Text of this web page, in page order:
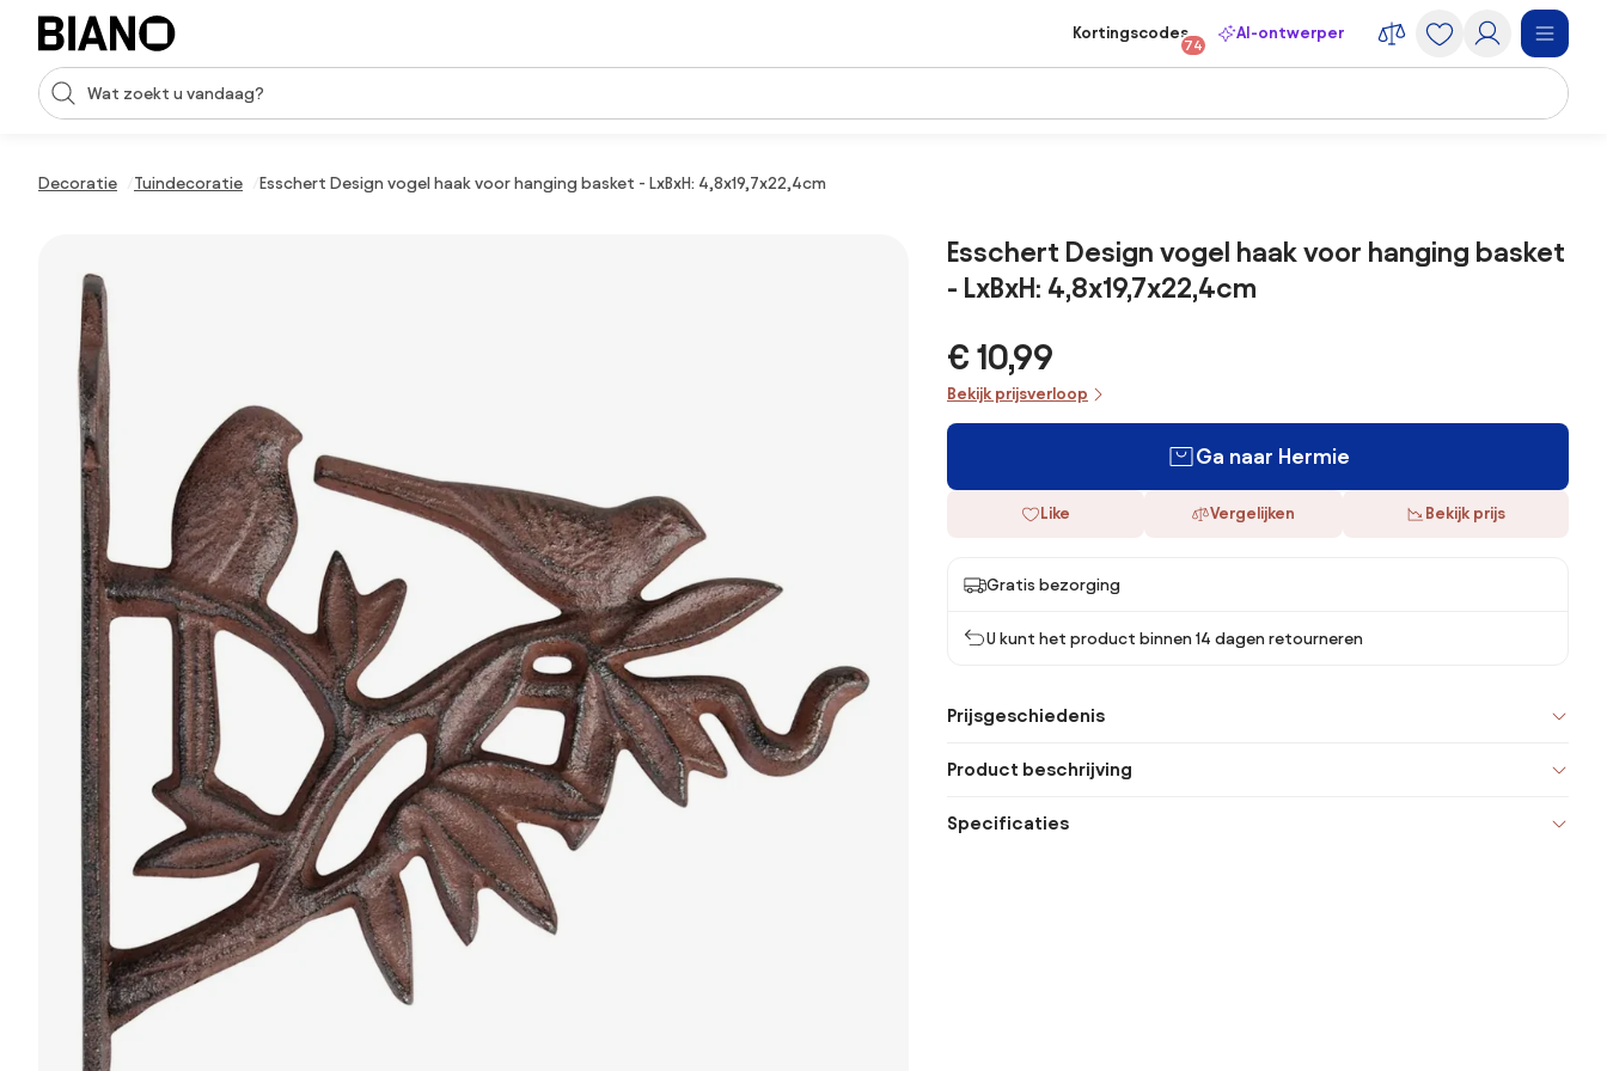
Navigatie overslaan, naar inhoud springen
Zoekopdracht invoeren
Kortingscodes
74
AI-ontwerper
Decoratie Tuindecoratie Esschert Design vogel haak voor hanging basket - LxBxH: 4,8x19,7x22,4cm
Esschert Design vogel haak voor hanging basket
- LxBxH: 4,8x19,7x22,4cm
€ 10,99
Bekijk prijsverloop
Ga naar Hermie
Like Vergelijken Bekijk prijs
Gratis bezorging
U kunt het product binnen 14 dagen retourneren
Prijsgeschiedenis
Product beschrijving
Specificaties